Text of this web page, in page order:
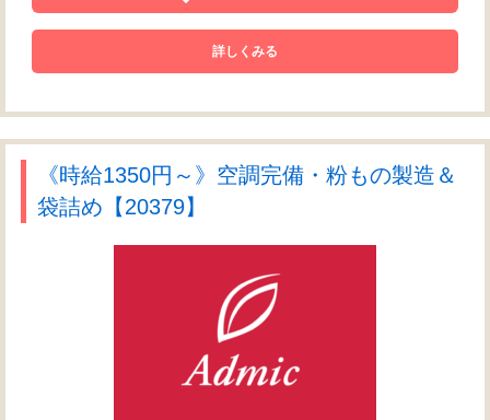
詳しくみる
《時給1350円～》空調完備・粉もの製造＆
袋詰め【20379】